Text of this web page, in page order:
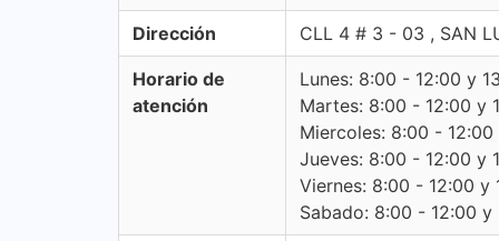
Dirección CLL 4 # 3 - 03 , SAN
Horario de
atención
Lunes: 8:00 - 12:00 y
Martes: 8:00 - 12:00 y
Miercoles: 8:00 -
Jueves: 8:00 - 12:00 y
Viernes: 8:00 - 12:00 y
Sabado: 8:00 - 12:00